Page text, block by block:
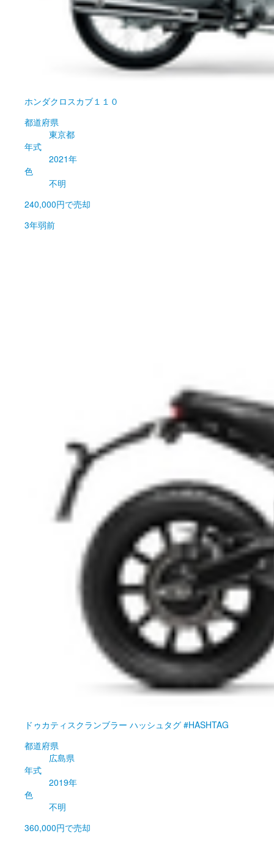
ホンダクロスカブ１１０
都道府県
東京都
年式
2021年
色
不明
240,000円で売却
3年弱前
ドゥカティ スクランブラー ハッシュタグ #HASHTAG
都道府県
広島県
年式
2019年
色
不明
360,000円で売却